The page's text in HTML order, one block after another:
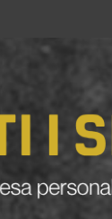
Lo spray al